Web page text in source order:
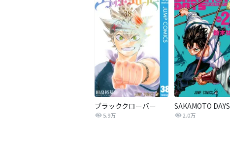
ブラッククローバー
5.9万
SAKAMOTO DAYS
2.0万